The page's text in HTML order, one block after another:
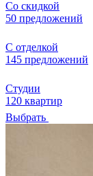
Со скидкой
50 предложений
С отделкой
145 предложений
Студии
120 квартир
Выбрать